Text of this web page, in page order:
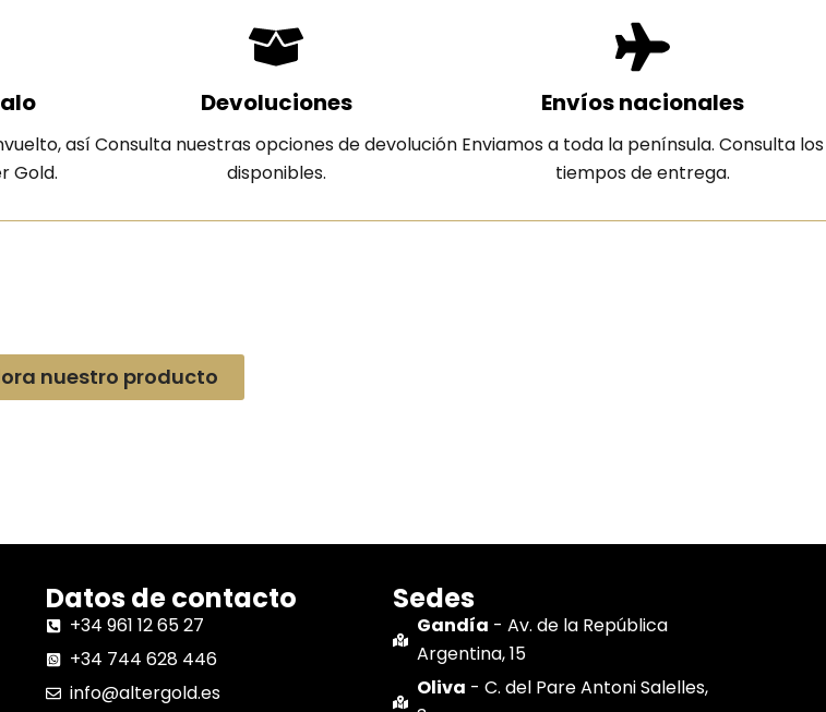
así
Gold.
Devoluciones
Consulta nuestras opciones de devolución
disponibles.
Envíos nacionales
Enviamos a toda la península. Consulta los
tiempos de entrega.
nuestro producto
Datos de contacto
+34 961 12 65 27
+34 744 628 446
info@altergold.es
Sedes
Gandía - Av. de la República
Argentina, 15
Oliva - C. del Pare Antoni Salelles,